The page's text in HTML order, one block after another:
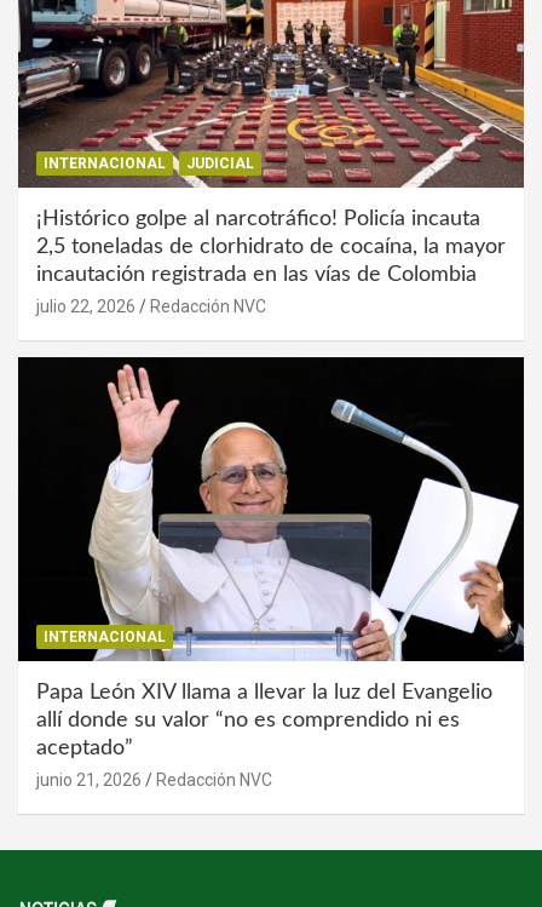
INTERNACIONAL JUDICIAL
¡Histórico golpe al narcotráfico! Policía incauta
2,5 toneladas de clorhidrato de cocaína, la mayor
incautación registrada en las vías de Colombia
julio 22, 2026 Redacción NVC
INTERNACIONAL
Papa León XIV llama a llevar la luz del Evangelio
allí donde su valor “no es comprendido ni es
aceptado”
junio 21, 2026 Redacción NVC